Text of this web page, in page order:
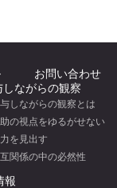
お問い合わせ
しながらの観察
しながらの観察とは
の視点をゆるがせない
を見出す
関係の中の必然性
報